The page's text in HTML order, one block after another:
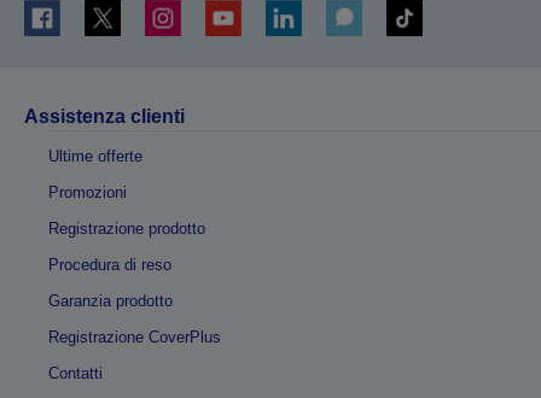
Assistenza clienti
Ultime offerte
Promozioni
Registrazione prodotto
Procedura di reso
Garanzia prodotto
Registrazione CoverPlus
Contatti